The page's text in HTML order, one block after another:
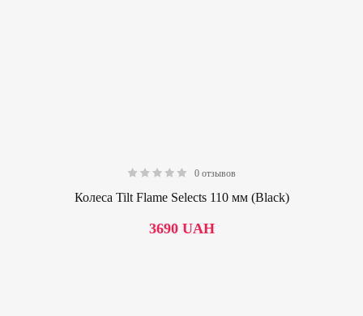
0 отзывов
Колеса Tilt Flame Selects 110 мм (Black)
3690 UAH